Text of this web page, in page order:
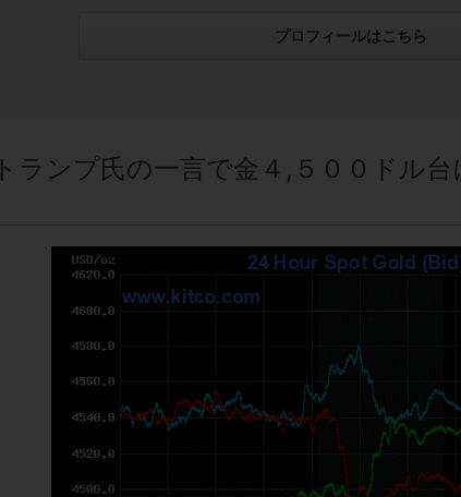
プロフィールはこちら
トランプ氏の一言で金４,５００ドル台